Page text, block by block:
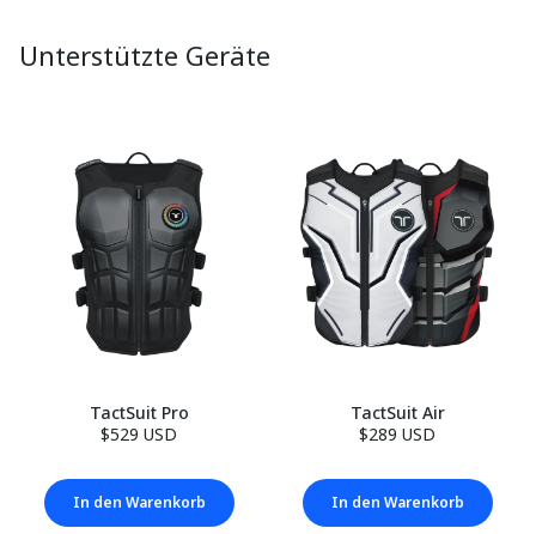
Unterstützte Geräte
TactSuit Pro
$529 USD
In den Warenkorb
TactSuit Air
$289 USD
In den Warenkorb